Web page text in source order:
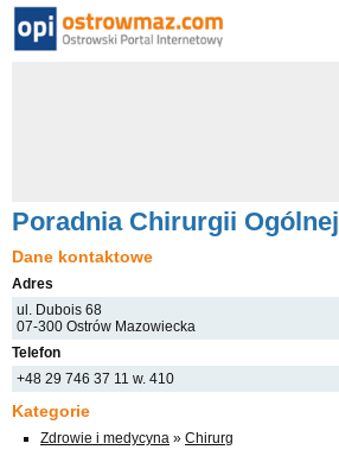
Poradnia Chirurgii Ogólnej
Dane kontaktowe
Adres
ul. Dubois 68
07-300 Ostrów Mazowiecka
Telefon
+48 29 746 37 11 w. 410
Kategorie
Zdrowie i medycyna » Chirurg